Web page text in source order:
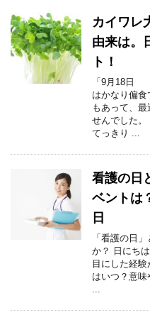
カイワレ
由来は。
ト！
「9月18日
はかなり偏
もあって、
せんでした。
てっきり ...
看護の日
ベントは
日
「看護の日
か？ 日にち
目にした経
はいつ？意
...